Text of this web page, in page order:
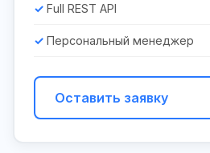
Full REST API
Персональный менеджер
Оставить заявку